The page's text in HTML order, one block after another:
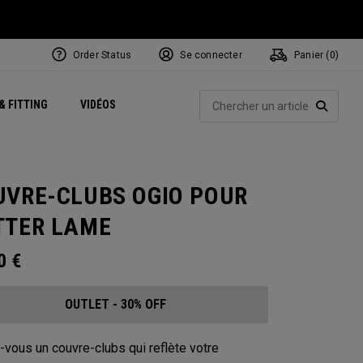
FITTING VIDÉOSExclusive Mavrik Complete Sets
Exclusivités - Balles de Golf
Juillet NEW Headwear
Women's Golf Balls
Exclusivités - Accessoires
Régionaux
Order Status Se connecter Panier ( 0)
CLUBS OGIO POUR
LAME
€
OUTLET - 30% OFF
un couvre-clubs qui reflète votre